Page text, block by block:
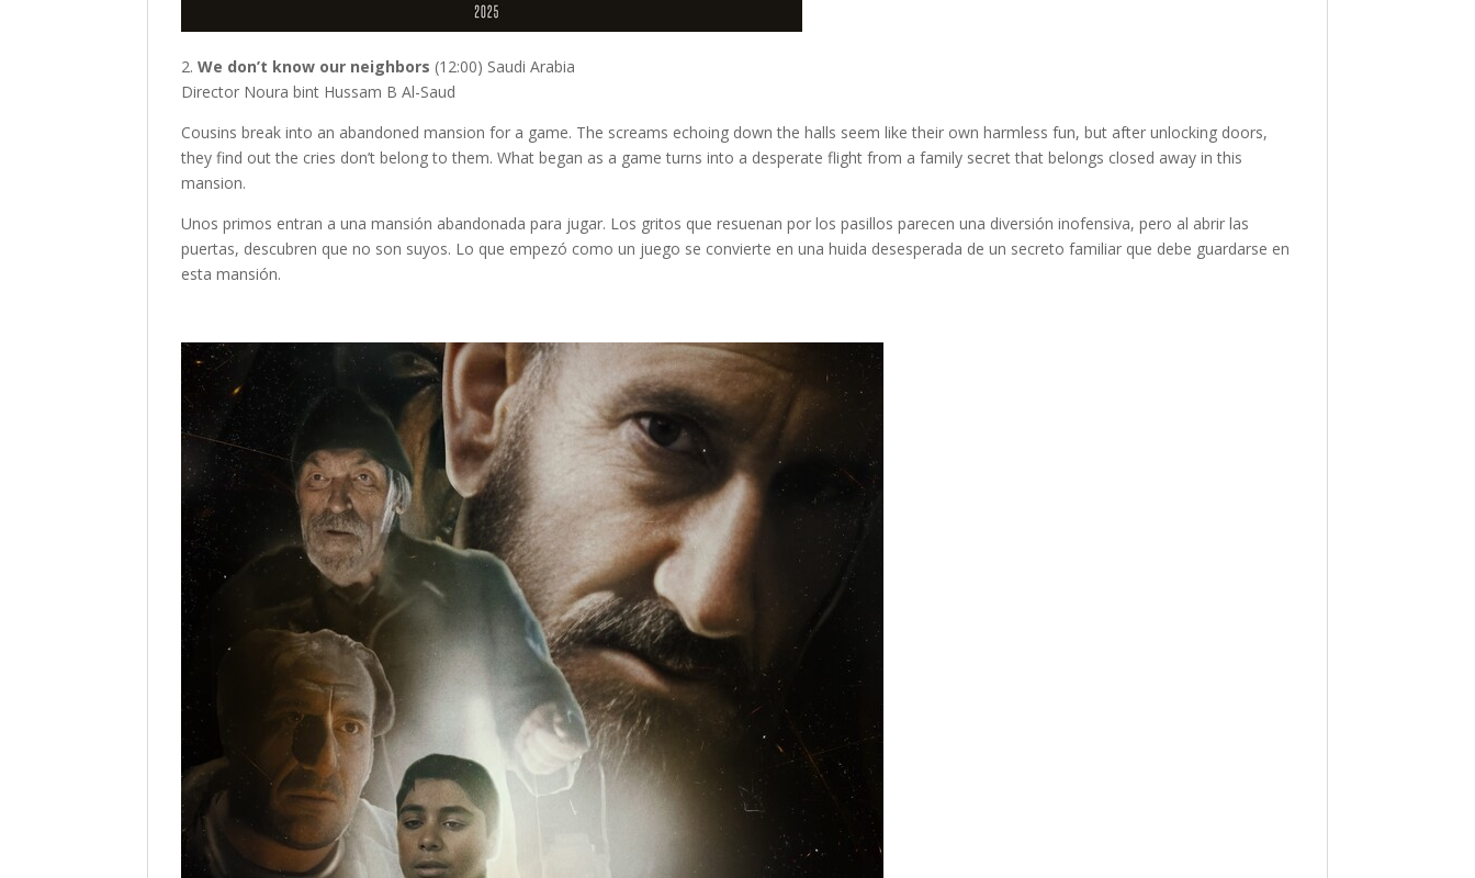
2.We don’t know our neighbors (12:00) Saudi Arabia
Director Noura bint Hussam B Al-Saud
Cousins break into an abandoned mansion for a game. The screams echoing down the halls seem like their own harmless fun, but after unlocking doors,
they find out the cries don’t belong to them. What began as a game turns into a desperate flight from a family secret that belongs closed away in this
mansion.
Unos primos entran a una mansión abandonada para jugar. Los gritos que resuenan por los pasillos parecen una diversión inofensiva, pero al abrir las
puertas, descubren que no son suyos. Lo que empezó como un juego se convierte en una huida desesperada de un secreto familiar que debe guardarse en
esta mansión.